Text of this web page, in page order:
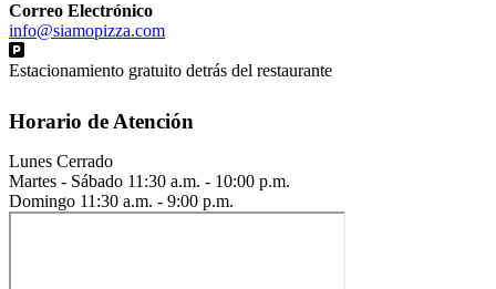
Correo Electrónico
info@siamopizza.com
Estacionamiento gratuito detrás del restaurante
Horario de Atención
Lunes Cerrado
Martes - Sábado 11:30 a.m. - 10:00 p.m.
Domingo 11:30 a.m. - 9:00 p.m.